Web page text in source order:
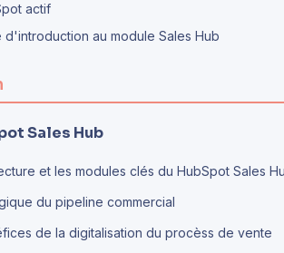
actif
au module Sales Hub
Sales Hub
et les modules clés du HubSpot Sales
du pipeline commercial
de la digitalisation du procèss de vente